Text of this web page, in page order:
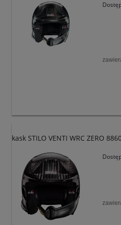
kask STILO VENTI WRC ZERO